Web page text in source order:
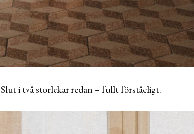
i två storlekar redan – fullt förståeligt.